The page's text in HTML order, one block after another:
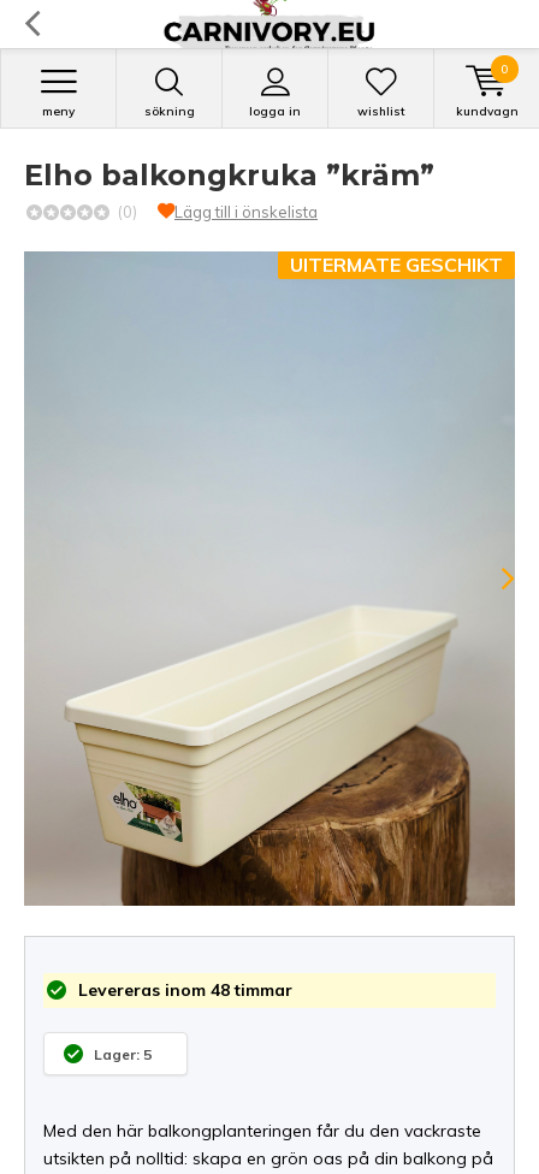
sökning logga in
meny wishlist kundvagn
0
Elho balkongkruka ”kräm”
(0) Lägg till i önskelista
UITERMATE GESCHIKT
Levereras inom 48 timmar
Lager: 5
Med den här balkongplanteringen får du den vackraste
utsikten på nolltid: skapa en grön oas på din balkong på